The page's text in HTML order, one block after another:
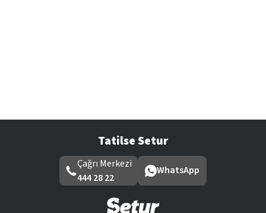
Tatilse Setur
Çağrı Merkezi
444 28 22
WhatsApp